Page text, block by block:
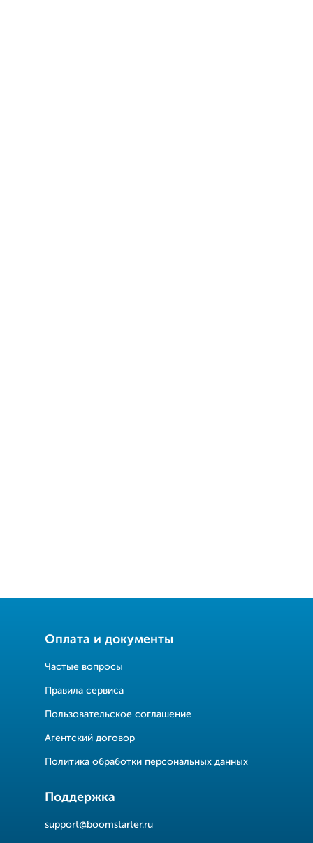
Оплата и документы
Частые вопросы
Правила сервиса
Пользовательское соглашение
Агентский договор
Политика обработки персональных данных
Поддержка
support@boomstarter.ru